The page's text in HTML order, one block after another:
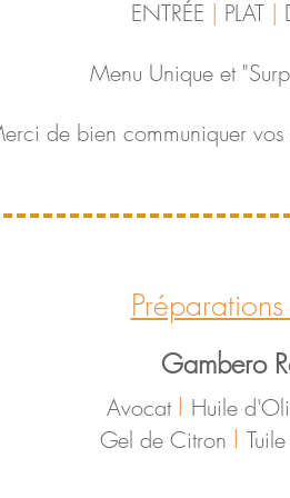
ENTRÉE | PLAT |
Menu Unique et
de bien communiquer
Gambero
Avocat I Huile
Gel de Citron I